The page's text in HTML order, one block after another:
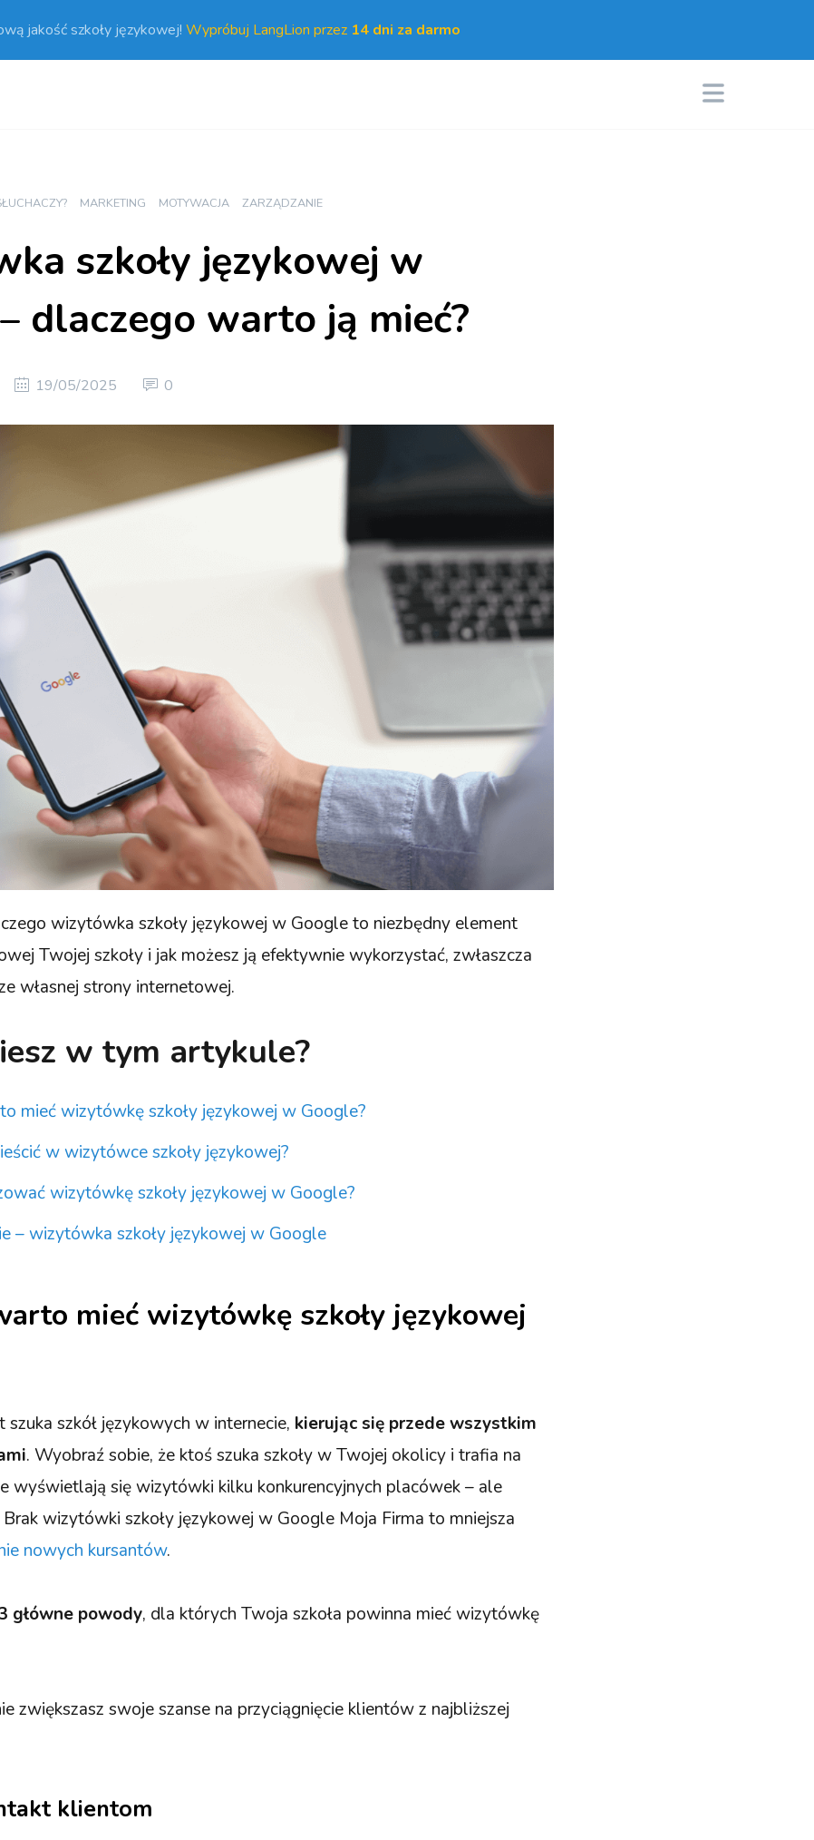
jakość szkoły językowej! Wypróbuj LangLion przez 14 dni za darmo
MARKETING MOTYWACJA ZARZĄDZANIE
szkoły językowej w
dlaczego warto ją mieć?
19/05/2025 0
wizytówka szkoły językowej w Google to niezbędny element
Twojej szkoły i jak możesz ją efektywnie wykorzystać, zwłaszcza
własnej strony internetowej.
w tym artykule?
mieć wizytówkę szkoły językowej w Google?
w wizytówce szkoły językowej?
wizytówkę szkoły językowej w Google?
– wizytówka szkoły językowej w Google
mieć wizytówkę szkoły językowej
szuka szkół językowych w internecie, kierując się przede wszystkim
. Wyobraź sobie, że ktoś szuka szkoły w Twojej okolicy i trafia na
wyświetlają się wizytówki kilku konkurencyjnych placówek – ale
wizytówki szkoły językowej w Google Moja Firma to mniejsza
nowych kursantów.
główne powody, dla których Twoja szkoła powinna mieć wizytówkę
zwiększasz swoje szanse na przyciągnięcie klientów z najbliższej
klientom